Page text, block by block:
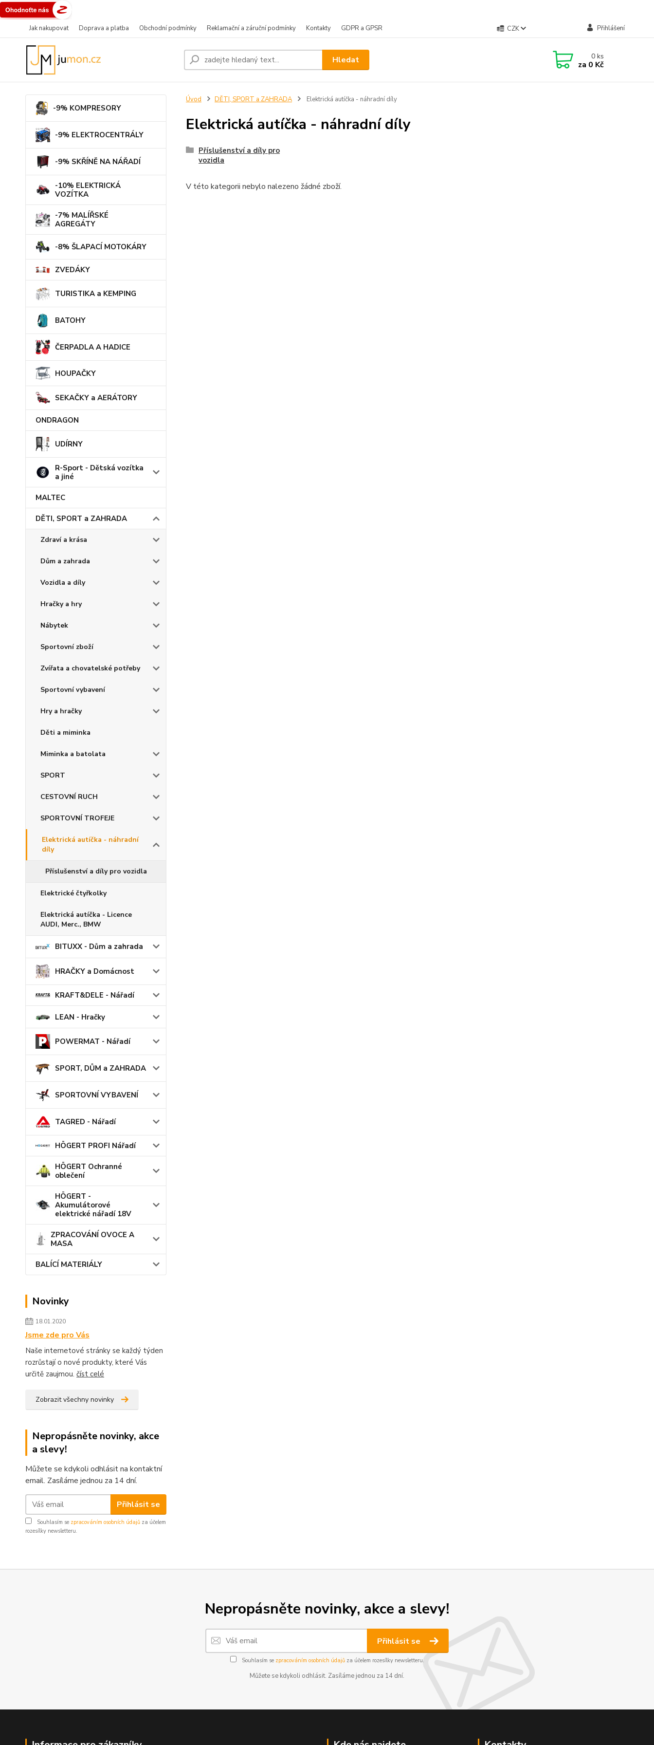
Jak nakupovat Doprava a platba Obchodní podmínky Reklamační a záruční podmínky Kontakty GDPR a GPSR CZK Přihlášení
Hledat 0ks
za 0 Kč
-9% KOMPRESORY
-9% ELEKTROCENTRÁLY
-9% SKŘÍNĚ NA NÁŘADÍ
-10% ELEKTRICKÁ
VOZÍTKA
-7% MALÍŘSKÉ
AGREGÁTY
-8% ŠLAPACÍ MOTOKÁRY
ZVEDÁKY
TURISTIKA a KEMPING
BATOHY
ČERPADLA A HADICE
HOUPAČKY
SEKAČKY a AERÁTORY
ONDRAGON
UDÍRNY
R-Sport - Dětská vozítka
a jiné
MALTEC
DĚTI, SPORT a ZAHRADA
Zdraví a krása
Dům a zahrada
Vozidla a díly
Hračky a hry
Nábytek
Sportovní zboží
Zvířata a chovatelské potřeby
Sportovní vybavení
Hry a hračky
Děti a miminka
Miminka a batolata
SPORT
CESTOVNÍ RUCH
SPORTOVNÍ TROFEJE
Elektrická autíčka - náhradní
díly
Příslušenství a díly pro vozidla
Elektrické čtyřkolky
Elektrická autíčka - Licence
AUDI, Merc., BMW
BITUXX - Dům a zahrada
HRAČKY a Domácnost
KRAFT&DELE - Nářadí
LEAN - Hračky
POWERMAT - Nářadí
SPORT, DŮM a ZAHRADA
SPORTOVNÍ VYBAVENÍ
TAGRED - Nářadí
HÖGERT PROFI Nářadí
HÖGERT Ochranné
oblečení
HÖGERT -
Akumulátorové
elektrické nářadí 18V
ZPRACOVÁNÍ OVOCE A
MASA
BALÍCÍ MATERIÁLY
Novinky
18.01.2020
Jsme zde pro Vás
Naše internetové stránky se každý týden
rozrůstají o nové produkty, které Vás
určitě zaujmou. číst celé
Zobrazit všechny novinky
Nepropásněte novinky, akce
a slevy!
Můžete se kdykoli odhlásit na kontaktní
email. Zasíláme jednou za 14 dní.
Přihlásit se
Souhlasím se zpracováním osobních údajů za účelem
rozesílky newsletteru.
Úvod DĚTI, SPORT a ZAHRADA Elektrická autíčka - náhradní díly
Elektrická autíčka - náhradní díly
Příslušenství a díly pro
vozidla
V této kategorii nebylo nalezeno žádné zboží.
Nepropásněte novinky, akce a slevy!
Přihlásit se
Souhlasím se zpracováním osobních údajůza účelem rozesílky newsletteru.
Můžete se kdykoli odhlásit. Zasíláme jednou za 14 dní.